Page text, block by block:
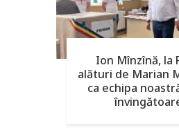
Ion Mînzînă, la
alături de Marian
ca echipa